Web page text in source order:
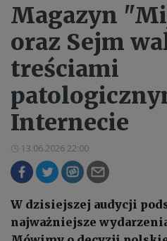
Magazyn
oraz Sejm
treściami
Internecie
13.06.2026 22:00
W dzisiejszej audycji
najważniejsze